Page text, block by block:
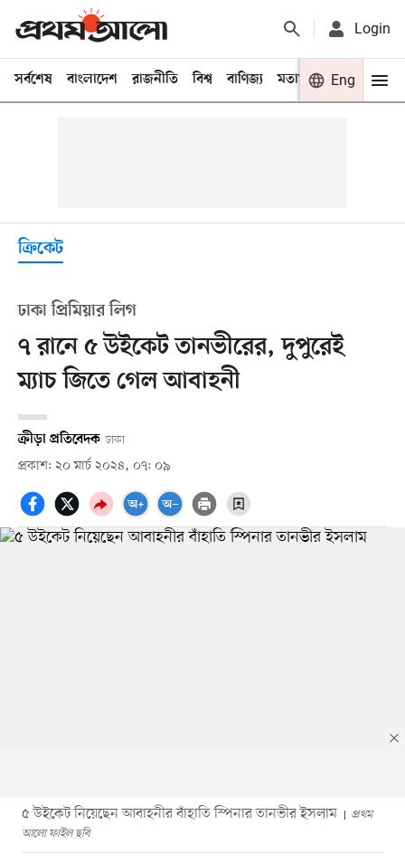
Login
সর্বশেষ বাংলাদেশ রাজনীতি বিশ্ব বাণিজ্য মতামত খেলা
Eng
ক্রিকেট
ঢাকা প্রিমিয়ার লিগ
৭ রানে ৫ উইকেট তানভীরের, দুপুরেই
ম্যাচ জিতে গেল আবাহনী
ক্রীড়া প্রতিবেদক ঢাকা
প্রকাশ: ২০ মার্চ ২০২৪, ০৭: ০৯
৫ উইকেট নিয়েছেন আবাহনীর বাঁহাতি স্পিনার তানভীর ইসলাম
প্রথম
আলো ফাইল ছবি